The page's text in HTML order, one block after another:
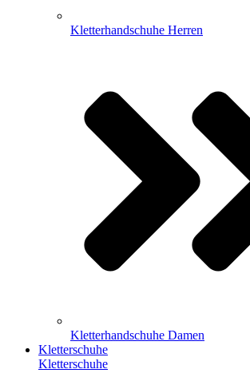
Kletterhandschuhe Herren
Kletterhandschuhe Damen
Kletterschuhe
Kletterschuhe